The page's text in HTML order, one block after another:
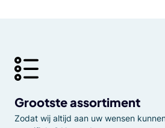
Grootste assortiment
Zodat wij altijd aan uw wensen